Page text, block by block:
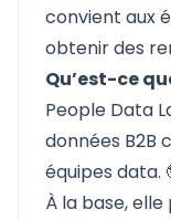
convient aux
obtenir des
Qu’est-ce
People Data
données B2B
équipes data.
À la base,